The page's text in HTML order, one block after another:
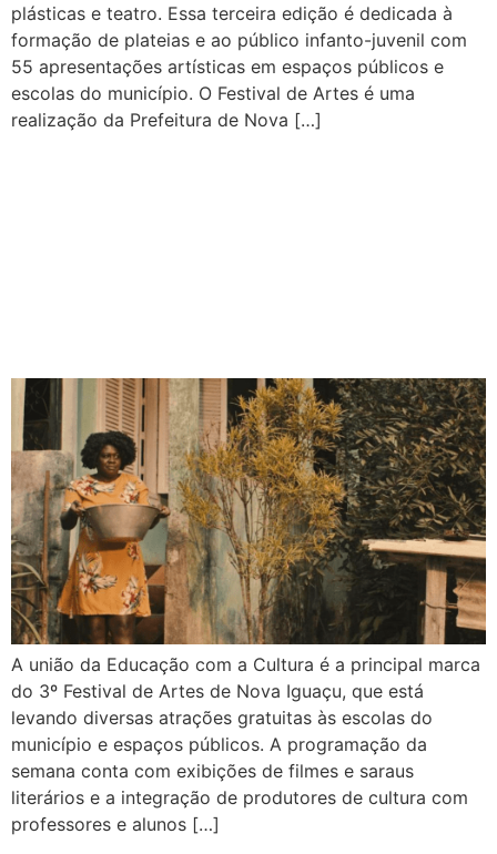
plásticas e teatro. Essa terceira edição é dedicada à
formação de plateias e ao público infanto-juvenil com
55 apresentações artísticas em espaços públicos e
escolas do município. O Festival de Artes é uma
realização da Prefeitura de Nova […]
A união da Educação com a Cultura é a principal marca
do 3º Festival de Artes de Nova Iguaçu, que está
levando diversas atrações gratuitas às escolas do
município e espaços públicos. A programação da
semana conta com exibições de filmes e saraus
literários e a integração de produtores de cultura com
professores e alunos […]